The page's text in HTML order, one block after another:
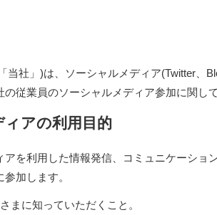
当社」)は、ソーシャルメディア(Twitter、
従業員のソーシャルメディア参加に関し
ィアの利用目的
アを利用した情報発信、コミュニケーシ
加します。
まに知っていただくこと。